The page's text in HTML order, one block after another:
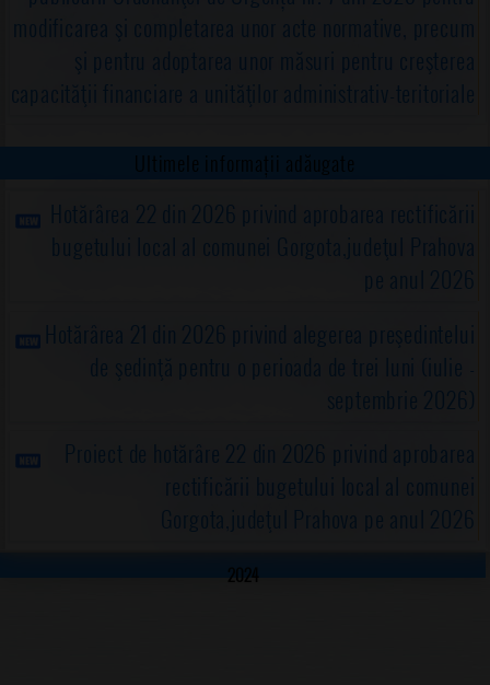
modificarea şi completarea unor acte normative, precum
şi pentru adoptarea unor măsuri pentru creşterea
capacităţii financiare a unităţilor administrativ-teritoriale
Ultimele informații adăugate
Hotărârea 22 din 2026 privind aprobarea rectificării
bugetului local al comunei Gorgota,judeţul Prahova
pe anul 2026
Hotărârea 21 din 2026 privind alegerea preşedintelui
de şedinţă pentru o perioada de trei luni (iulie -
septembrie 2026)
Proiect de hotărâre 22 din 2026 privind aprobarea
rectificării bugetului local al comunei
Gorgota,judeţul Prahova pe anul 2026
2024